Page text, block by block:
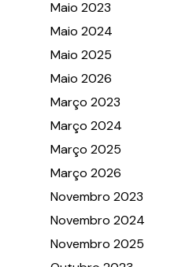
Maio 2023
Maio 2024
Maio 2025
Maio 2026
Março 2023
Março 2024
Março 2025
Março 2026
Novembro 2023
Novembro 2024
Novembro 2025